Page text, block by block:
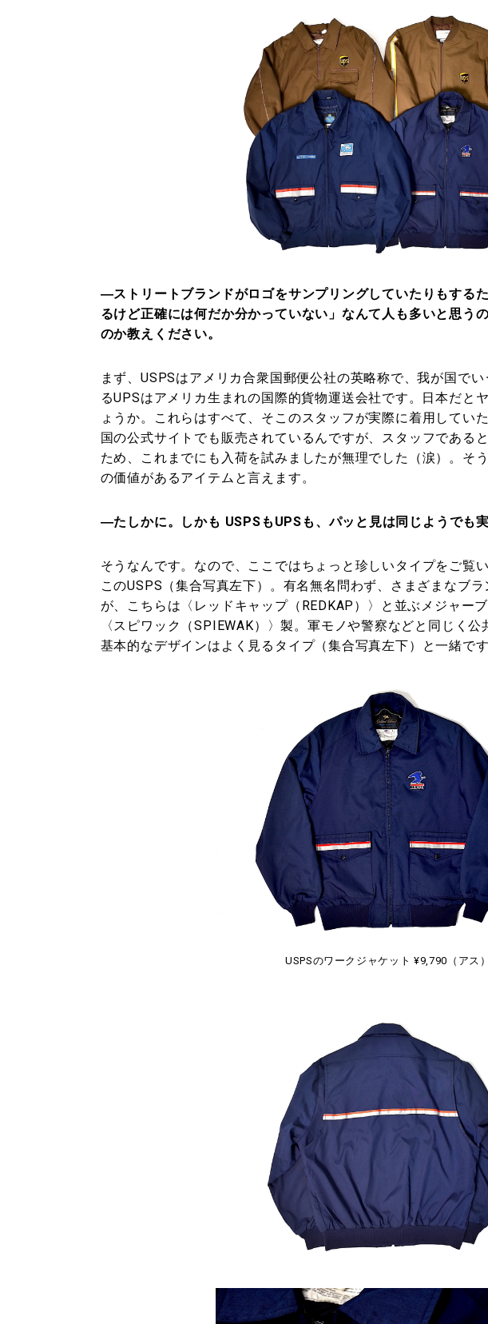
―ストリートブランドがロゴをサンプリングしていたりもする
るけど正確には何だか分かっていない」なんて人も多いと思う
のか教えください。
まず、USPSはアメリカ合衆国郵便公社の英略称で、我が国で
るUPSはアメリカ生まれの国際的貨物運送会社です。日本だと
ょうか。これらはすべて、そこのスタッフが実際に着用してい
国の公式サイトでも販売されているんですが、スタッフである
ため、これまでにも入荷を試みましたが無理でした（涙）。そ
の価値があるアイテムと言えます。
―たしかに。しかも USPSもUPSも、パッと見は同じようでも
そうなんです。なので、ここではちょっと珍しいタイプをご覧
このUSPS（集合写真左下）。有名無名問わず、さまざまなブ
が、こちらは〈レッドキャップ（REDKAP）〉と並ぶメジャー
〈スピワック（SPIEWAK）〉製。軍モノや警察などと同じく公
基本的なデザインはよく見るタイプ（集合写真左下）と一緒です
USPSのワークジャケット ¥9,790（アス）